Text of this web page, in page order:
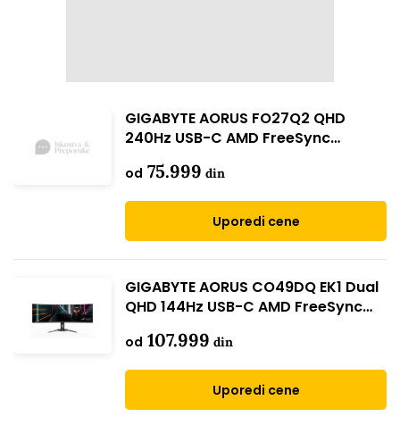
GIGABYTE AORUS FO27Q2 QHD
240Hz USB-C AMD FreeSync
od 75.999 din
Uporedi cene
GIGABYTE AORUS CO49DQ EK1 Dual
QHD 144Hz USB-C AMD FreeSync
od 107.999 din
Uporedi cene